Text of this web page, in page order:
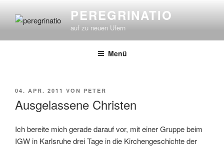
Inhalt
PEREGRINATIO
auf zu neuen Ufern
Menü
VERÖFFENTLICHT
04. APR. 2011 VON PETER
Ausgelassene Christen
Ich bereite mich gerade darauf vor, mit einer Gruppe beim
IGW in Karlsruhe drei Tage in die Kirchengeschichte der